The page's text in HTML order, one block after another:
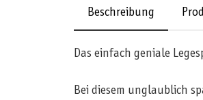
Beschreibung
Das einfach geniale
Bei diesem unglaublich